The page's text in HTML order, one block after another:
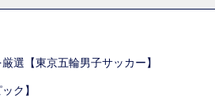
選【東京五輪男子サッカー】
ク】